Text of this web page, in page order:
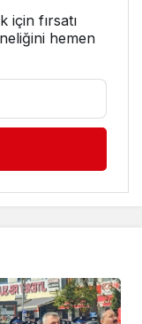
için fırsatı
hemen